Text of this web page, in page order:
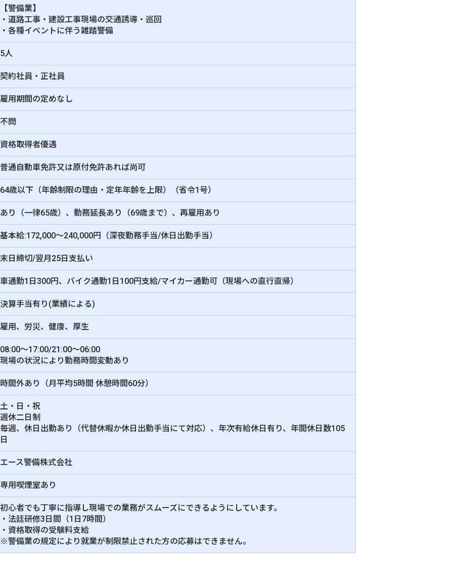
【警備業】
・道路工事・建設工事現場の交通誘導・巡回
・各種イベントに伴う雑踏警備
5人
契約社員・正社員
雇用期間の定めなし
不問
資格取得者優遇
普通自動車免許又は原付免許あれば尚可
64歳以下（年齢制限の理由・定年年齢を上限）（省令1号）
あり（一律65歳）、勤務延長あり（69歳まで）、再雇用あり
基本給:172,000～240,000円（深夜勤務手当/休日出勤手当）
末日締切/翌月25日支払い
車通勤1日300円、バイク通勤1日100円支給/マイカー通勤可（現場への直行直帰）
決算手当有り(業績による)
雇用、労災、健康、厚生
08:00～17:00/21:00～06:00
現場の状況により勤務時間変動あり
時間外あり（月平均5時間 休憩時間60分）
土・日・祝
週休二日制
毎週、休日出勤あり（代替休暇か休日出勤手当にて対応）、年次有給休日有り、年間休日数105
日
エース警備株式会社
専用喫煙室あり
初心者でも丁寧に指導し現場での業務がスムーズにできるようにしています。
・法廷研修3日間（1日7時間）
・資格取得の受験料支給
※警備業の規定により就業が制限禁止された方の応募はできません。